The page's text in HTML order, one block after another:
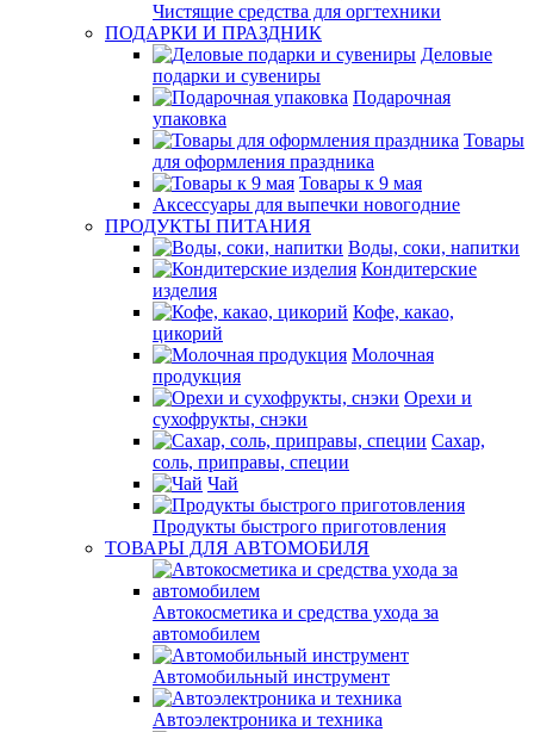
Чистящие средства для оргтехники
ПОДАРКИ И ПРАЗДНИК
Деловые
подарки и сувениры
Подарочная
упаковка
Товары
для оформления праздника
Товары к 9 мая
Аксессуары для выпечки новогодние
ПРОДУКТЫ ПИТАНИЯ
Воды, соки, напитки
Кондитерские
изделия
Кофе, какао,
цикорий
Молочная
продукция
Орехи и
сухофрукты, снэки
Сахар,
соль, приправы, специи
Чай
Продукты быстрого приготовления
ТОВАРЫ ДЛЯ АВТОМОБИЛЯ
Автокосметика и средства ухода за
автомобилем
Автомобильный инструмент
Автоэлектроника и техника